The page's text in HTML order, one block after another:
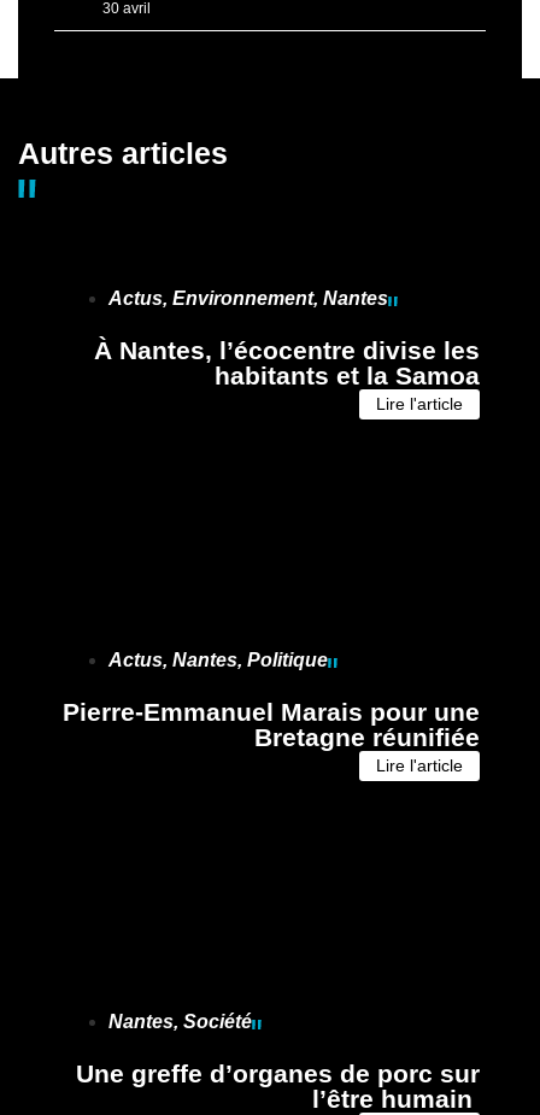
30 avril
Autres articles
Actus, Environnement, Nantes
À Nantes, l’écocentre divise les
habitants et la Samoa
Lire l'article
Actus, Nantes, Politique
Pierre-Emmanuel Marais pour une
Bretagne réunifiée
Lire l'article
Nantes, Société
Une greffe d’organes de porc sur
l’être humain